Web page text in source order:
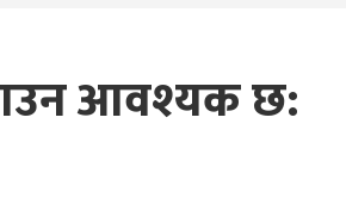
आवश्यक छ: